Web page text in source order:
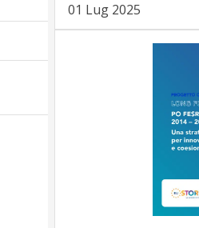
01 Lug 2025